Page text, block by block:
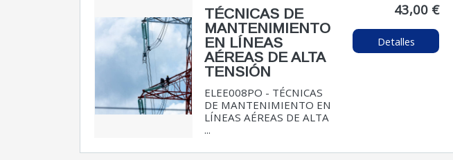
TÉCNICAS DE
MANTENIMIENTO
EN LÍNEAS
AÉREAS DE ALTA
TENSIÓN
ELEE008PO - TÉCNICAS
DE MANTENIMIENTO EN
LÍNEAS AÉREAS DE ALTA
...
43,00 €
Detalles